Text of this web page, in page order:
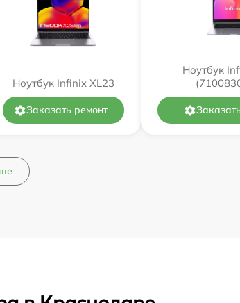
Ноутбук Infinix XL23
Заказать ремонт
Ноутбук